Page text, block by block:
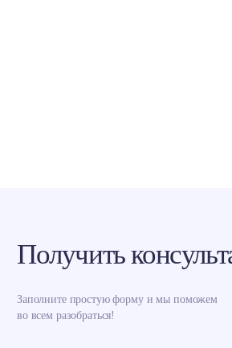
Получить
Заполните простую форму и мы поможем
во всем разобраться!